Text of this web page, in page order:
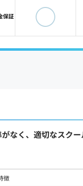
保証 ◯
なく、適切なスク
徴